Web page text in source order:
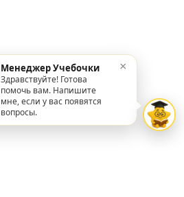
Менеджер Учебочки
Здравствуйте! Готова
помочь вам. Напишите
мне, если у вас появятся
вопросы.
×